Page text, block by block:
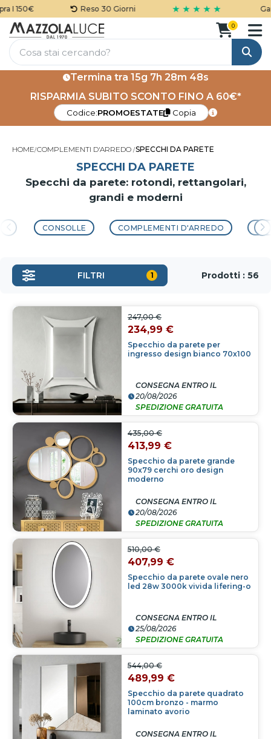
Reso 30 Giorni ★ ★ ★ ★ ★ Garanzia
Cerca
0
Termina tra 15g 7h 28m 46s
RISPARMIA SUBITO SCONTO FINO A 60€*
Codice:PROMOESTATE Copia
HOME COMPLEMENTI D'ARREDO SPECCHI DA PARETE
SPECCHI DA PARETE
Specchi da parete: rotondi, rettangolari,
grandi e moderni
CONSOLLE COMPLEMENTI D'ARREDO
FILTRI 1 Prodotti : 56
Specchio da parete per
ingresso design bianco 70x100
247,00 €
234,99 €
CONSEGNA ENTRO IL
20/08/2026
SPEDIZIONE GRATUITA
Specchio da parete grande
90x79 cerchi oro design
moderno
435,00 €
413,99 €
CONSEGNA ENTRO IL
20/08/2026
SPEDIZIONE GRATUITA
Specchio da parete ovale nero
led 28w 3000k vivida lifering-o
510,00 €
407,99 €
CONSEGNA ENTRO IL
25/08/2026
SPEDIZIONE GRATUITA
Specchio da parete quadrato
100cm bronzo - marmo
laminato avorio
544,00 €
489,99 €
CONSEGNA ENTRO IL